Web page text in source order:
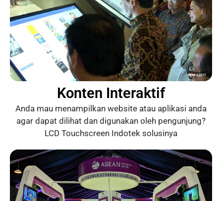
Konten Interaktif
Anda mau menampilkan website atau aplikasi anda
agar dapat dilihat dan digunakan oleh pengunjung?
LCD Touchscreen Indotek solusinya